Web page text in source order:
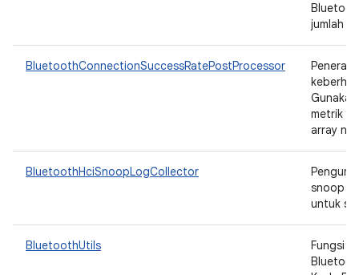
jumlah
BluetoothConnectionSuccessRatePostProcessor
metrik
array
BluetoothHciSnoopLogCollector
snoop
untuk
BluetoothUtils
Fungsi